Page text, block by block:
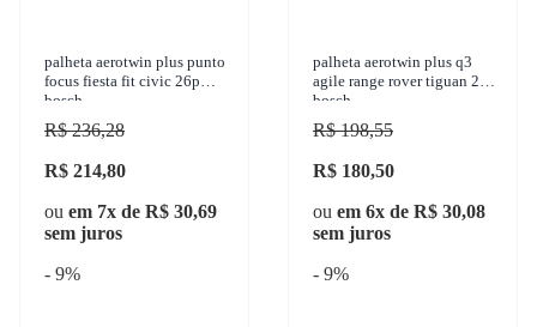
palheta aerotwin plus punto
focus fiesta fit civic 26p
bosch
R$ 236,28
R$ 214,80
ou em 7x de R$ 30,69
sem juros
- 9%
palheta aerotwin plus q3
agile range rover tiguan 21p
bosch
R$ 198,55
R$ 180,50
ou em 6x de R$ 30,08
sem juros
- 9%